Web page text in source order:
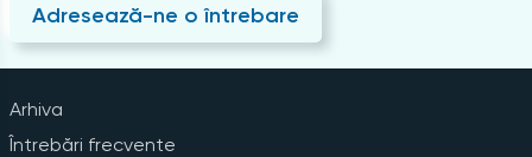
Adresează-ne o întrebare
Arhiva
Întrebări frecvente